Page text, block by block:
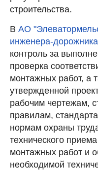
строительства.
В АО
инженера-дорожника
контроль за
проверка
монтажных работ, а
утвержденной
рабочим чертежам,
правилам,
нормам охраны
технического
монтажных работ и
необходимой